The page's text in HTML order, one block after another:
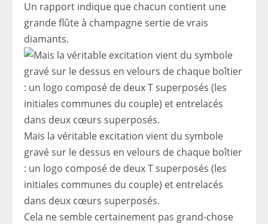
Un rapport indique que chacun contient une
grande flûte à champagne sertie de vrais
diamants.
Mais la véritable excitation vient du symbole
gravé sur le dessus en velours de chaque boîtier
: un logo composé de deux T superposés (les
initiales communes du couple) et entrelacés
dans deux cœurs superposés.
Cela ne semble certainement pas grand-chose